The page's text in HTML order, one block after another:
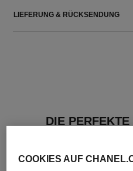
LIEFERUNG & RÜCKSENDUNG
DIE
COOKIES AUF